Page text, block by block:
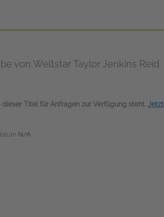
von Weltstar Taylor Jenkins Reid
Titel für Anfragen zur Verfügung steht. Jetzt
N/A